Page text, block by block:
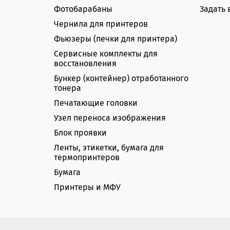
Фотобарабаны
Чернила для принтеров
Фьюзеры (печки для принтера)
Сервисные комплекты для
восстановления
Бункер (контейнер) отработанного
тонера
Печатающие головки
Узел переноса изображения
Блок проявки
Ленты, этикетки, бумага для
термопринтеров
Бумага
Принтеры и МФУ
Задать